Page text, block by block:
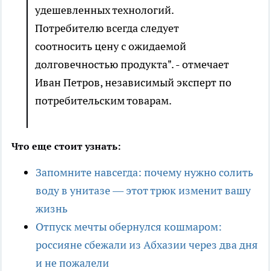
удешевленных технологий.
Потребителю всегда следует
соотносить цену с ожидаемой
долговечностью продукта". - отмечает
Иван Петров, независимый эксперт по
потребительским товарам.
Что еще стоит узнать:
Запомните навсегда: почему нужно солить
воду в унитазе — этот трюк изменит вашу
жизнь
Отпуск мечты обернулся кошмаром:
россияне сбежали из Абхазии через два дня
и не пожалели